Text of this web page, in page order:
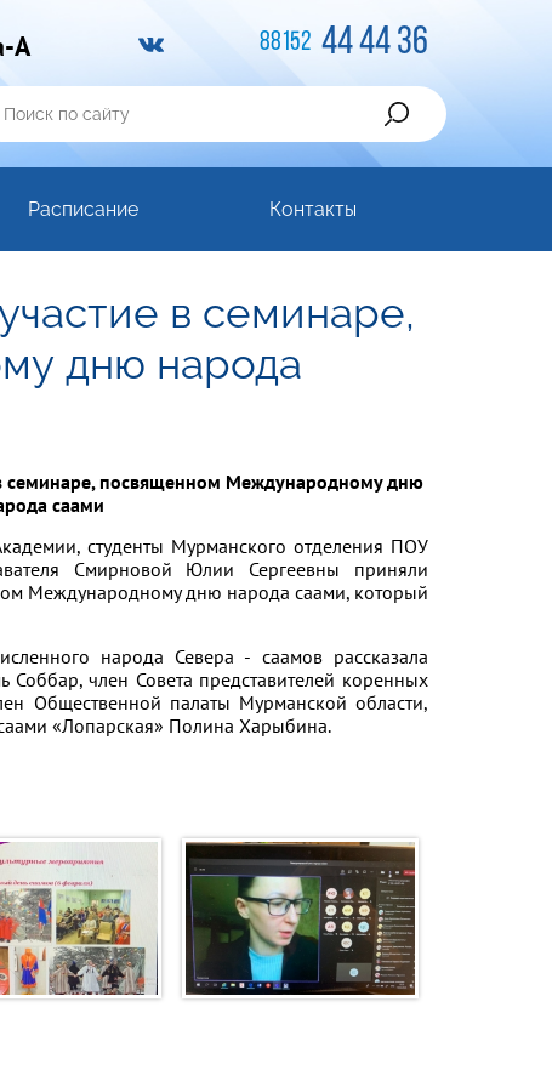
A 88152 44 44 36
Расписание Контакты
в семинаре,
дню народа
семинаре, посвященном Международному дню
саами
студенты Мурманского отделения ПОУ
Смирновой Юлии Сергеевны приняли
Международному дню народа саами, который
народа Севера - саамов рассказала
Соббар, член Совета представителей коренных
Общественной палаты Мурманской области,
«Лопарская» Полина Харыбина.